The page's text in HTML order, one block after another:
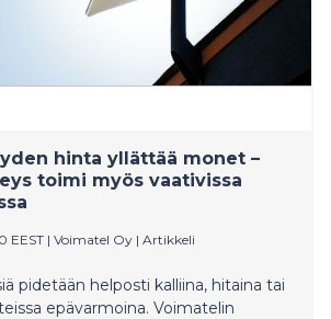
hinta yllättää monet –
toimi myös vaativissa
EEST | Voimatel Oy | Artikkeli
pidetään helposti kalliina, hitaina tai
epävarmoina. Voimatelin